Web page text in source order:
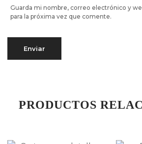
Guarda mi nombre, correo electrónico y
para la próxima vez que comente.
PRODUCTOS